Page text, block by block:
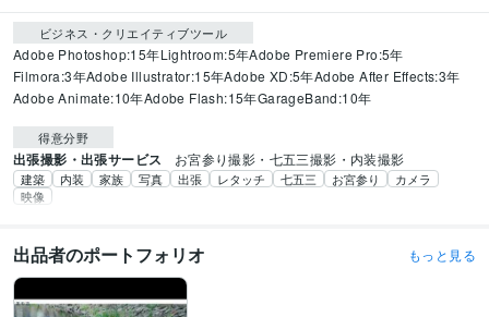
ビジネス・クリエイティブツール
Adobe Photoshop:15年Lightroom:5年Adobe Premiere Pro:5年
Filmora:3年Adobe Illustrator:15年Adobe XD:5年Adobe After Effects:3年
Adobe Animate:10年Adobe Flash:15年GarageBand:10年
得意分野
出張撮影・出張サービス お宮参り撮影・七五三撮影・内装撮影
建築 内装 家族 写真 出張 レタッチ 七五三 お宮参り
カメラ
映像
出品者のポートフォリオ もっと見る